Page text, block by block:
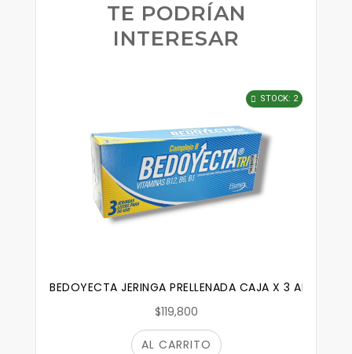
TE PODRÍAN
INTERESAR
BEDOYECTA JERINGA PRELLENADA CAJA X 3 AMPOLLAS
$119,800
STOCK: 2
AL CARRITO